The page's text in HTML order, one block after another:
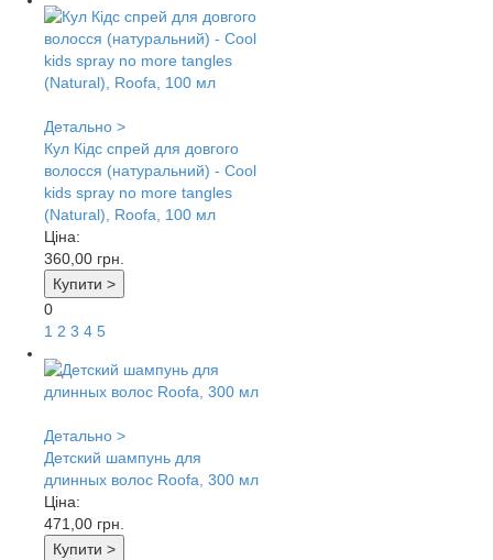
Детально >
Кул Кідс спрей для довгого
волосся (натуральний) - Cool
kids spray no more tangles
(Natural), Roofa, 100 мл
Ціна:
360,00 грн.
Купити >
0
1 2 3 4 5
Детально >
Детский шампунь для
длинных волос Roofa, 300 мл
Ціна:
471,00 грн.
Купити >